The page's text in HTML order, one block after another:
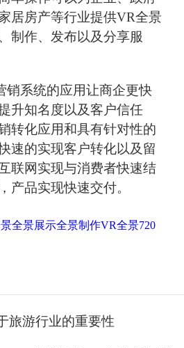
居房产等行业提供VR全景
制作、发布以及分享服
销系统的应用让商企更快
升知名度以及客户信任
转化应用和具有针对性的
速的实现客户转化以及留
联网实现与消费者快速结
产品实现快速交付。
全景展示全景制作VR全景720
旅游行业的重要性